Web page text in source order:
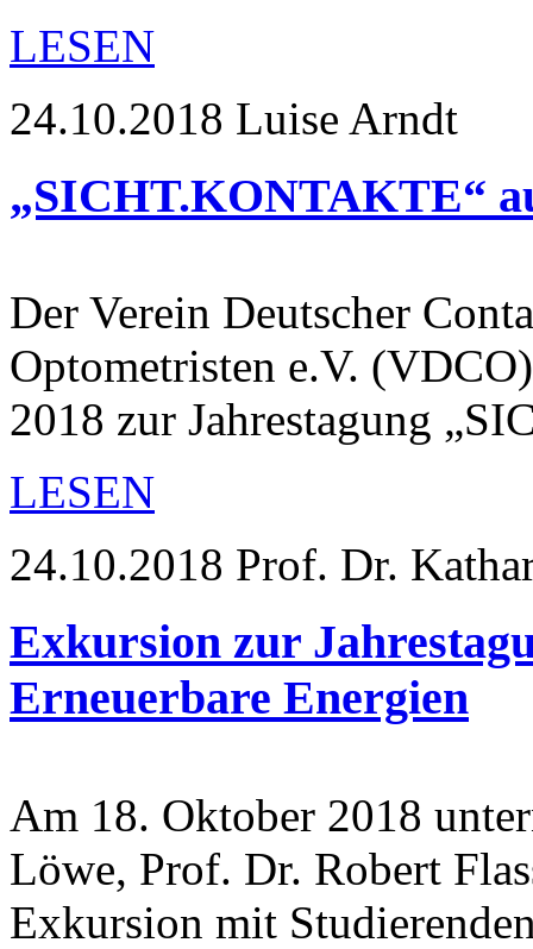
LESEN
24.10.2018 Luise Arndt
„SICHT.KONTAKTE“
Der Verein Deutscher
Optometristen e.V.
2018 zur Jahrestagung
LESEN
24.10.2018 Prof. Dr.
Exkursion zur
Erneuerbare Energien
Am 18. Oktober 2018
Löwe, Prof. Dr. Robert
Exkursion mit